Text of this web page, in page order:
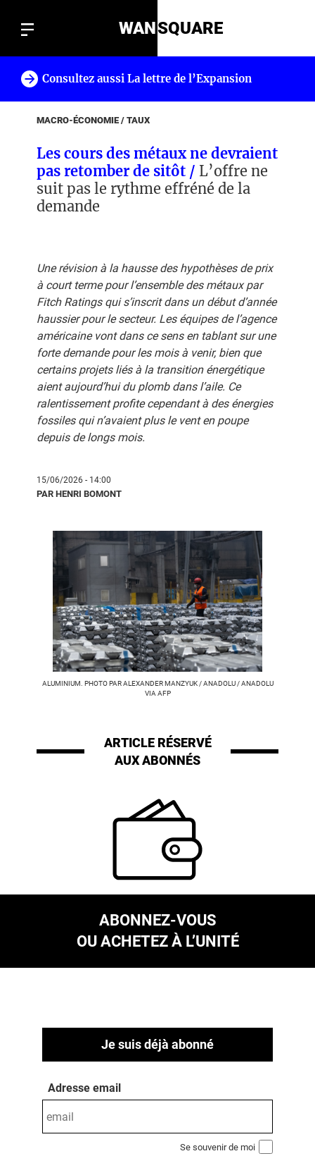
WANSQUARE
Consultez aussi La lettre de l’Expansion
MACRO-ÉCONOMIE / TAUX
Les cours des métaux ne devraient
pas retomber de sitôt / L’offre ne
suit pas le rythme effréné de la
demande
Une révision à la hausse des hypothèses de prix
à court terme pour l’ensemble des métaux par
Fitch Ratings qui s’inscrit dans un début d’année
haussier pour le secteur. Les équipes de l’agence
américaine vont dans ce sens en tablant sur une
forte demande pour les mois à venir, bien que
certains projets liés à la transition énergétique
aient aujourd’hui du plomb dans l’aile. Ce
ralentissement profite cependant à des énergies
fossiles qui n’avaient plus le vent en poupe
depuis de longs mois.
15/06/2026 - 14:00
PAR HENRI BOMONT
ALUMINIUM. PHOTO PAR ALEXANDER MANZYUK / ANADOLU / ANADOLU
VIA AFP
ARTICLE RÉSERVÉ
AUX ABONNÉS
ABONNEZ-VOUS
OU ACHETEZ À L’UNITÉ
Je suis déjà abonné
Adresse email
Se souvenir de moi